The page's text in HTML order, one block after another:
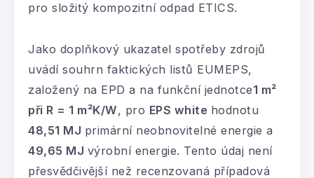
pro složitý kompozitní odpad ETICS.
Jako doplňkový ukazatel spotřeby zdrojů
uvádí souhrn faktických listů EUMEPS,
založený na EPD a na funkční jednotce1 m²
při R = 1 m²K/W, pro EPS white hodnotu
48,51 MJ primární neobnovitelné energie a
49,65 MJ výrobní energie. Tento údaj není
přesvědčivější než recenzovaná případová